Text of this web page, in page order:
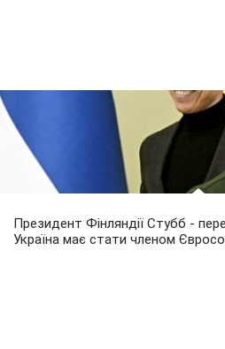
Президент Фінляндії Стубб -
Україна має стати членом